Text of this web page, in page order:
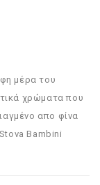
μέρα του
χρώματα που
απο φίνα
Bambini